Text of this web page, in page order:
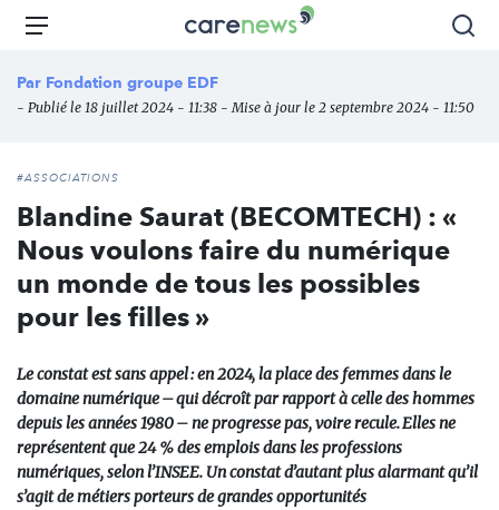
Aller
principal
Carenews,
média
des
Menu
Par Fondation groupe EDF
- Publié le 18 juillet 2024 - 11:38 - Mise à jour le 2 septembre 2024 - 11:50
#ASSOCIATIONS
Blandine Saurat (BECOMTECH) : «
Nous voulons faire du numérique
un monde de tous les possibles
pour les filles »
Le constat est sans appel : en 2024, la place des femmes dans le
domaine numérique – qui décroît par rapport à celle des hommes
depuis les années 1980 – ne progresse pas, voire recule. Elles ne
représentent que 24 % des emplois dans les professions
numériques, selon l’INSEE. Un constat d’autant plus alarmant qu’il
s’agit de métiers porteurs de grandes opportunités